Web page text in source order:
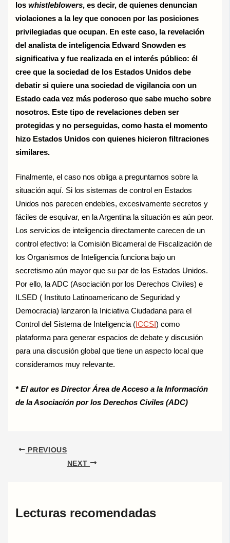
loswhistleblowers, es decir, de quienes denuncian
violaciones a la ley que conocen por las posiciones
privilegiadas que ocupan. En este caso, la revelación
del analista de inteligencia Edward Snowden es
significativa y fue realizada en el interés público: él
cree que la sociedad de los Estados Unidos debe
debatir si quiere una sociedad de vigilancia con un
Estado cada vez más poderoso que sabe mucho sobre
nosotros. Este tipo de revelaciones deben ser
protegidas y no perseguidas, como hasta el momento
hizo Estados Unidos con quienes hicieron filtraciones
similares.
Finalmente, el caso nos obliga a preguntarnos sobre la
situación aquí. Si los sistemas de control en Estados
Unidos nos parecen endebles, excesivamente secretos y
fáciles de esquivar, en la Argentina la situación es aún peor.
Los servicios de inteligencia directamente carecen de un
control efectivo: la Comisión Bicameral de Fiscalización de
los Organismos de Inteligencia funciona bajo un
secretismo aún mayor que su par de los Estados Unidos.
Por ello, la ADC (Asociación por los Derechos Civiles) e
ILSED ( Instituto Latinoamericano de Seguridad y
Democracia) lanzaron la Iniciativa Ciudadana para el
Control del Sistema de Inteligencia ( ICCSI) como
plataforma para generar espacios de debate y discusión
para una discusión global que tiene un aspecto local que
consideramos muy relevante.
* El autor es Director Área de Acceso a la Información
de la Asociación por los Derechos Civiles (ADC)
PREVIOUS
NEXT
Lecturas recomendadas